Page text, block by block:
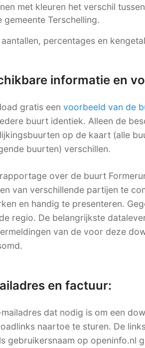
met kleuren het verschil
gemeente Terschelling.
aantallen, percentages en
informatie en
gratis een voorbeeld van de
buurt identiek. Alleen de
op de kaart (alle
buurten) verschillen.
over de buurt
van verschillende partijen te
en handig te presenteren.
regio. De belangrijkste
van de voor deze
en factuur:
dat nodig is om een
naartoe te sturen. De
gebruikersnaam op openinfo.nl